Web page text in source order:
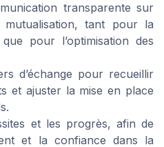
transparente sur
tant pour la
pour l’optimisation des
d’échange pour recueillir
et ajuster la mise en place
et les progrès, afin de
et la confiance dans la